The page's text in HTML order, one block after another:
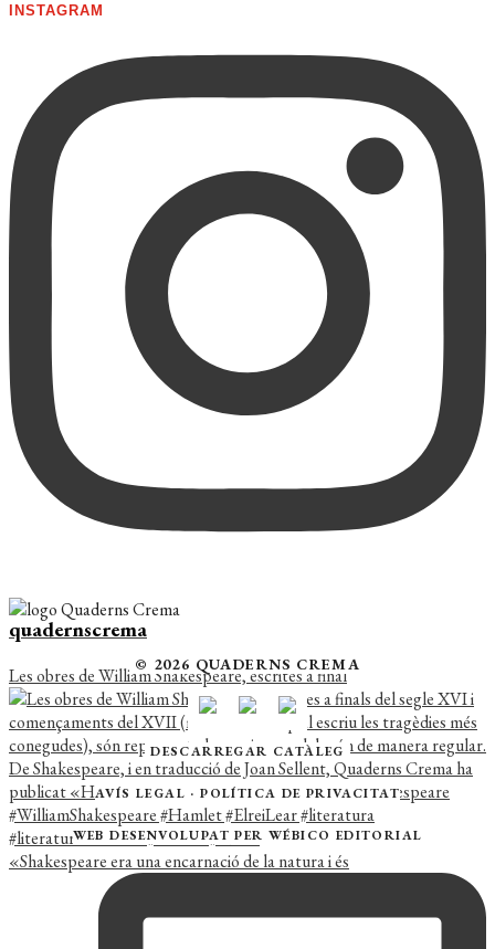
INSTAGRAM
quadernscrema
Les obres de William Shakespeare, escrites a final
«Shakespeare era una encarnació de la natura i és
© 2026 QUADERNS CREMA
DESCARREGAR CATÀLEG
AVÍS LEGAL ·POLÍTICA DE PRIVACITAT
WEB DESENVOLUPAT PER WÉBICO EDITORIAL